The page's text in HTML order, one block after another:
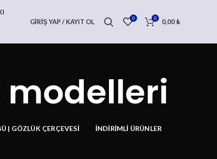
GIRIŞ YAP / KAYIT OL 0 0 0,00₺
modelleri
| GÖZLÜK ÇERÇEVESI İNDIRIMLI ÜRÜNLER